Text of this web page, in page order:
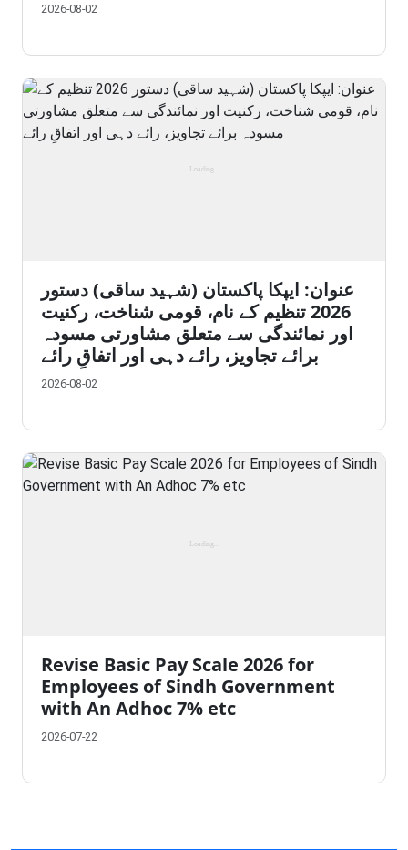
2026-08-02
عنوان: ایپکا پاکستان (شہید ساقی) دستور
2026 تنظیم کے نام، قومی شناخت، رکنیت
اور نمائندگی سے متعلق مشاورتی مسودہ
برائے تجاویز، رائے دہی اور اتفاقِ رائے
2026-08-02
Revise Basic Pay Scale 2026 for
Employees of Sindh Government
with An Adhoc 7% etc
2026-07-22